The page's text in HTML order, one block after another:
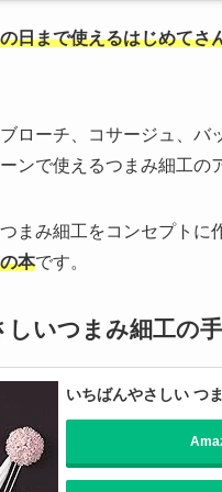
日まで使えるはじめてさ
ローチ、コサージュ、バ
ンで使えるつまみ細工の
まみ細工をコンセプトに
本です。
しいつまみ細工の
いちばんやさしい つ